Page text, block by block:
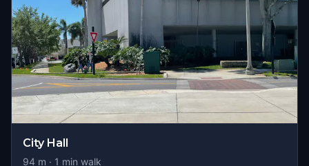
City Hall
94 m · 1 min walk